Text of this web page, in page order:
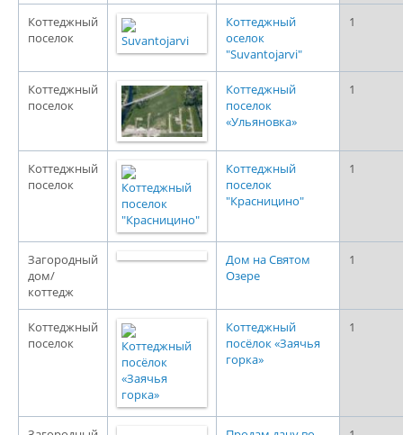
Коттеджный
поселок
Коттеджный
оселок
"Suvantojarvi"
1
Коттеджный
поселок
Коттеджный
поселок
«Ульяновка»
1
Коттеджный
поселок
Коттеджный
поселок
"Красницино"
1
Загородный
дом/
коттедж
Дом на Святом
Озере
1
Коттеджный
поселок
Коттеджный
посёлок «Заячья
горка»
1